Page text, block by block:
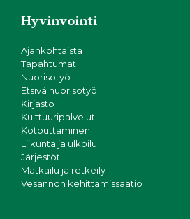
Hyvinvointi
Ajankohtaista
Tapahtumat
Nuorisotyö
Etsivä nuorisotyö
Kirjasto
Kulttuuripalvelut
Kotouttaminen
Liikunta ja ulkoilu
Järjestöt
Matkailu ja retkeily
Vesannon kehittämissäätiö